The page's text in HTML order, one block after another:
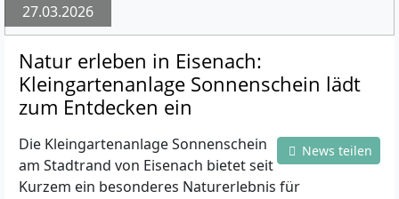
27.03.2026
Natur erleben in Eisenach:
Kleingartenanlage Sonnenschein lädt
zum Entdecken ein
News teilen
Die Kleingartenanlage Sonnenschein
am Stadtrand von Eisenach bietet seit
Kurzem ein besonderes Naturerlebnis für